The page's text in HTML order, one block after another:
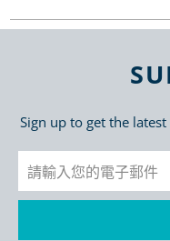
Sign up to get the